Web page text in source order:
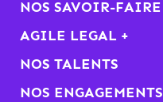
NOS SAVOIR-FAIRE
AGILE LEGAL +
NOS TALENTS
NOS ENGAGEMENTS